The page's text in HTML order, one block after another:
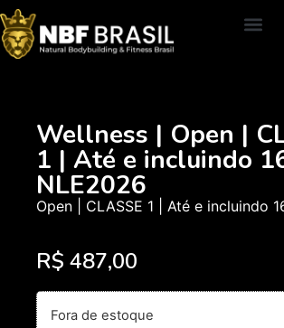
Wellness | Open |
1 | Até e incluindo
NLE2026
Open | CLASSE 1 | Até e incluindo
R$ 487,00
Fora de estoque